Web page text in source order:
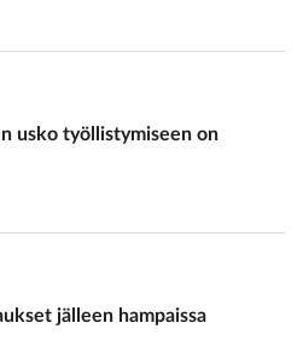
usko työllistymiseen on
jälleen hampaissa